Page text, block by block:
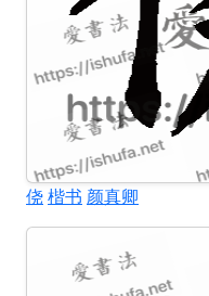
侥楷书 颜真卿